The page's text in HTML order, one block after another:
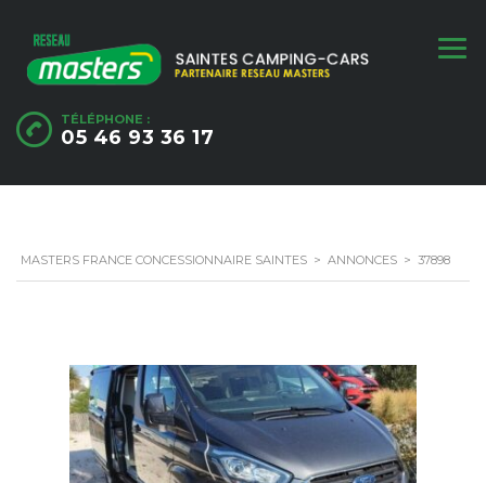
TÉLÉPHONE :
05 46 93 36 17
MASTERS FRANCE CONCESSIONNAIRE SAINTES > ANNONCES > 37898